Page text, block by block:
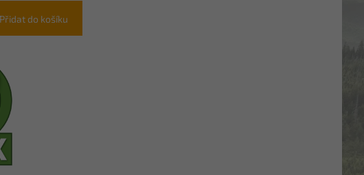
Přidat do košíku